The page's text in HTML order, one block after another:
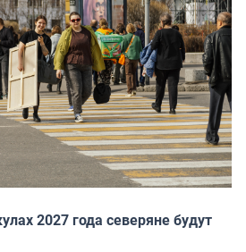
2027 года северяне будут